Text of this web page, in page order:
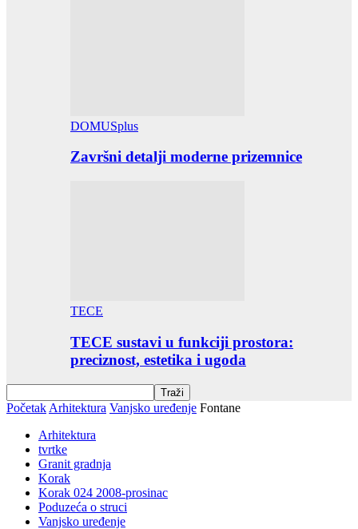
DOMUSplus
Završni detalji moderne prizemnice
TECE
TECE sustavi u funkciji prostora:
preciznost, estetika i ugoda
Početak Arhitektura Vanjsko uređenje Fontane
Arhitektura
tvrtke
Granit gradnja
Korak
Korak 024 2008-prosinac
Poduzeća o struci
Vanjsko uređenje